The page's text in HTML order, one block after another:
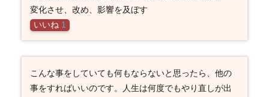
変化させ、改め、影響を及ぼす
いいね 1
こんな事をしていても何もならないと思ったら、他の
事をすればいいのです。人生は何度でもやり直しが出